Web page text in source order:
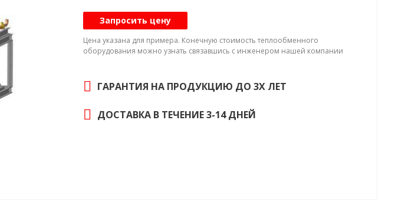
Наличие конденсатора: Без конденсатора
Q₀, кВт: 494
Исполнение: Торговое / Коммерческое
Хладагент: R404A
Габариты: 3200x1100x1700 мм
Запросить цену
Цена указана для примера. Конечную стоимость теплообменного
оборудования можно узнать связавшись с инженером нашей компании
ГАРАНТИЯ НА ПРОДУКЦИЮ ДО 3Х ЛЕТ
ДОСТАВКА В ТЕЧЕНИЕ 3-14 ДНЕЙ